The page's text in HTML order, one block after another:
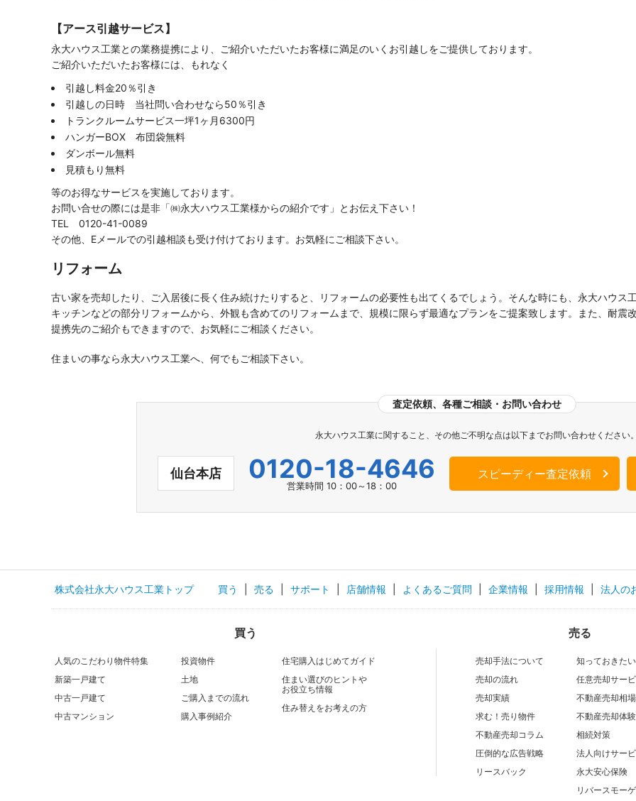
【アース引越サービス】
永大ハウス工業との業務提携により、ご紹介いただいたお客様に満足のいくお引越しをご提供しております。
ご紹介いただいたお客様には、もれなく
引越し料金20％引き
引越しの日時 当社問い合わせなら50％引き
トランクルームサービス一坪1ヶ月6300円
ハンガーBOX 布団袋無料
ダンボール無料
見積もり無料
等のお得なサービスを実施しております。
お問い合せの際には是非「㈱永大ハウス工業様からの紹介です」とお伝え下さい！
TEL 0120-41-0089
その他、Eメールでの引越相談も受け付けております。お気軽にご相談下さい。
リフォーム
古い家を売却したり、ご入居後に長く住み続けたりすると、リフォームの必要性も出てくるでしょう。そんな時にも、永大ハウス
キッチンなどの部分リフォームから、外観も含めてのリフォームまで、規模に限らず最適なプランをご提案致します。また、耐震
提携先のご紹介もできますので、お気軽にご相談ください。
住まいの事なら永大ハウス工業へ、何でもご相談下さい。
査定依頼、各種ご相談・お問い合わせ
永大ハウス工業に関すること、その他ご不明な点は以下までお問い合わせください
0120-18-4646
営業時間 10：00～18：00
仙台本店 スピーディー査定依頼
株式会社永大ハウス工業トップ 買う 売る サポート 店舗情報 よくあるご質問 企業情報 採用情報 法人の
買う
人気のこだわり物件特集
新築一戸建て
中古一戸建て
中古マンション
投資物件
土地
ご購入までの流れ
購入事例紹介
住宅購入はじめてガイド
住まい選びのヒントや
お役立ち情報
住み替えをお考えの方
売る
売却手法について
売却の流れ
売却実績
求む！売り物件
不動産売却コラム
圧倒的な広告戦略
リースバック
知っておきた
任意売却サー
不動産売却相
不動産売却体
相続対策
法人向けサー
永⼤安⼼保険
リバースモー